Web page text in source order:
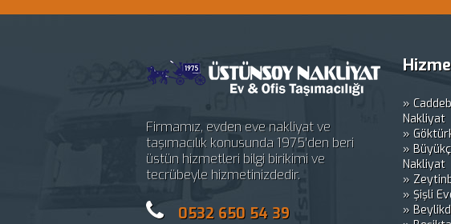
Firmamız, evden eve nakliyat ve
taşımacılık konusunda 1975'den beri
üstün hizmetleri bilgi birikimi ve
tecrübeyle hizmetinizdedir.
0532 650 54 39
»
Nakliyat
»
»
Nakliyat
»
» Şişli
»